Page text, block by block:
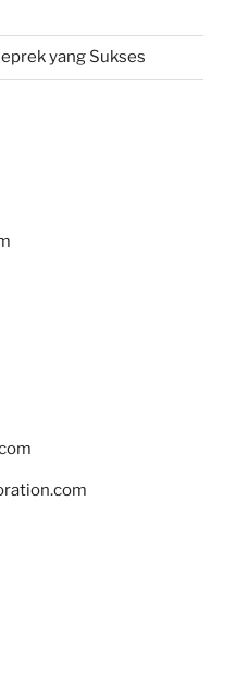
yang Sukses